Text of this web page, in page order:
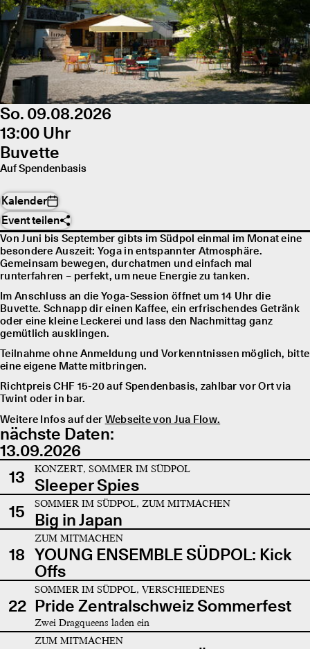
So. 09.08.2026
13:00 Uhr
Buvette
Auf Spendenbasis
Kalender
Event teilen
Von Juni bis September gibts im Südpol einmal im Monat eine
besondere Auszeit: Yoga in entspannter Atmosphäre.
Gemeinsam bewegen, durchatmen und einfach mal
runterfahren – perfekt, um neue Energie zu tanken.
Im Anschluss an die Yoga-Session öffnet um 14 Uhr die
Buvette. Schnapp dir einen Kaffee, ein erfrischendes Getränk
oder eine kleine Leckerei und lass den Nachmittag ganz
gemütlich ausklingen.
Teilnahme ohne Anmeldung und Vorkenntnissen möglich, bitte
eine eigene Matte mitbringen.
Richtpreis CHF 15-20 auf Spendenbasis, zahlbar vor Ort via
Twint oder in bar.
Weitere Infos auf der Webseite von Jua Flow.
nächste Daten:
13.09.2026
13
KONZERT, SOMMER IM SÜDPOL
Sleeper Spies
15
SOMMER IM SÜDPOL, ZUM MITMACHEN
Big in Japan
18
ZUM MITMACHEN
YOUNG ENSEMBLE SÜDPOL: Kick
Offs
22
SOMMER IM SÜDPOL, VERSCHIEDENES
Pride Zentralschweiz Sommerfest
Zwei Dragqueens laden ein
ZUM MITMACHEN